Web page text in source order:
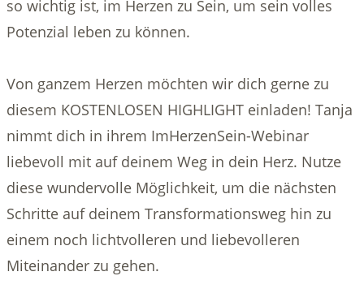
so wichtig ist, im Herzen zu Sein, um sein volles
Potenzial leben zu können.
Von ganzem Herzen möchten wir dich gerne zu
diesem KOSTENLOSEN HIGHLIGHT einladen! Tanja
nimmt dich in ihrem ImHerzenSein-Webinar
liebevoll mit auf deinem Weg in dein Herz. Nutze
diese wundervolle Möglichkeit, um die nächsten
Schritte auf deinem Transformationsweg hin zu
einem noch lichtvolleren und liebevolleren
Miteinander zu gehen.